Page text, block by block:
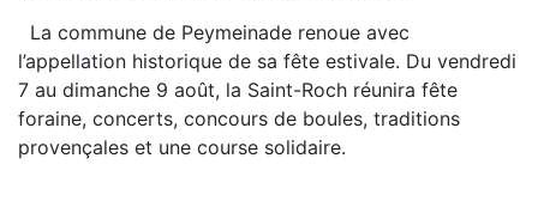
La commune de Peymeinade renoue avec
l’appellation historique de sa fête estivale. Du vendredi
7 au dimanche 9 août, la Saint-Roch réunira fête
foraine, concerts, concours de boules, traditions
provençales et une course solidaire.